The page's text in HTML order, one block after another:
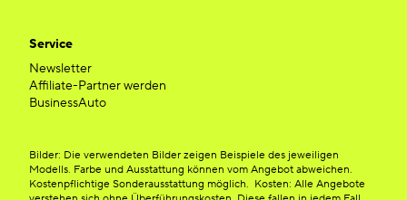
Service
Newsletter
Affiliate-Partner werden
BusinessAuto
Bilder: Die verwendeten Bilder zeigen Beispiele des jeweiligen
Modells. Farbe und Ausstattung können vom Angebot abweichen.
Kostenpflichtige Sonderausstattung möglich. Kosten: Alle Angebote